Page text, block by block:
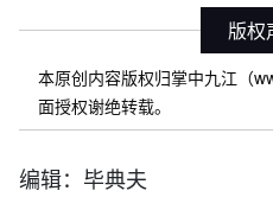
版权
本原创内容版权归掌中九江（
面授权谢绝转载。
编辑：毕典夫